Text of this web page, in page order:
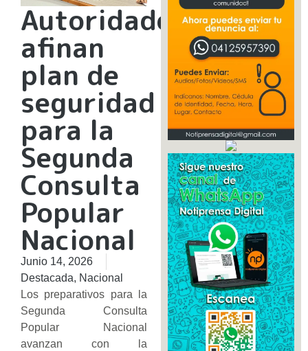
Autoridades
afinan
plan de
seguridad
para la
Segunda
Consulta
Popular
Nacional
Junio 14, 2026
Destacada, Nacional
Los preparativos para la
Segunda Consulta
Popular Nacional
avanzan con la